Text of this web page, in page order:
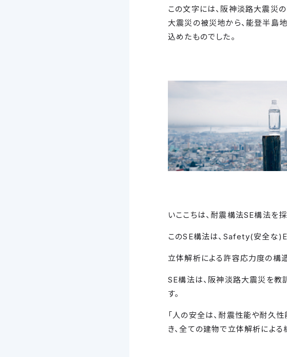
この文字には、阪神淡路大震災
大震災の被災地から、能登半島
込めたものでした。
いここちは、耐震構法SE構法を
このSE構法は、Safety(安全な
立体解析による許容応力度の構
SE構法は、阪神淡路大震災を教
す。
「人の安全は、耐震性能や耐久
き、全ての建物で立体解析による